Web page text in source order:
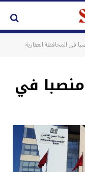
مباراة لتوظيف 70 منصبا في